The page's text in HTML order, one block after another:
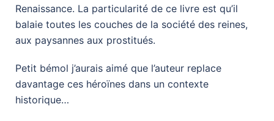
Renaissance. La particularité de ce livre est qu’il
balaie toutes les couches de la société des reines,
aux paysannes aux prostitués.
Petit bémol j’aurais aimé que l’auteur replace
davantage ces héroïnes dans un contexte
historique…